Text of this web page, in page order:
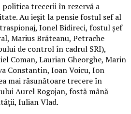
politica trecerii în rezervă a
Au ieşit la pensie fostul sef al
Ionel Bidireci, fostul şef
Marius Brăteanu, Petrache
de control în cadrul SRI),
Coman, Laurian Gheorghe, Marin
Constantin, Ioan Voicu, Ion
mai răsunătoare trecere în
Aurel Rogojan, fostă mână
Iulian Vlad.